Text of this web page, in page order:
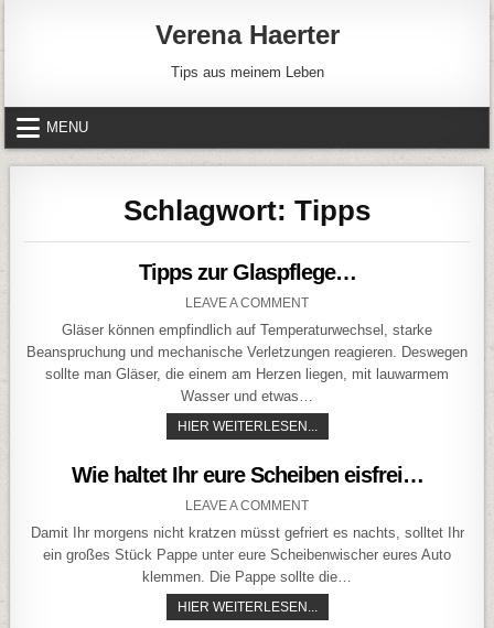
Verena Haerter
Tips aus meinem Leben
MENU
Schlagwort: Tipps
Tipps zur Glaspflege…
LEAVE A COMMENTON TIPPS ZUR
Gläser können empfindlich auf Temperaturwechsel, starke
Beanspruchung und mechanische Verletzungen reagieren. Deswegen
sollte man Gläser, die einem am Herzen liegen, mit lauwarmem
Wasser und etwas…
HIER WEITERLESEN...
Wie haltet Ihr eure Scheiben eisfrei…
LEAVE A COMMENTON WIE HALTET IHR EURE
Damit Ihr morgens nicht kratzen müsst gefriert es nachts, solltet Ihr
ein großes Stück Pappe unter eure Scheibenwischer eures Auto
klemmen. Die Pappe sollte die…
HIER WEITERLESEN...